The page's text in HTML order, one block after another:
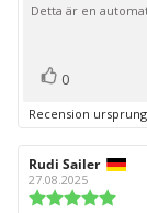
Detta är en
Rösta
0
Recension
Rudi Sailer
27.08.2025